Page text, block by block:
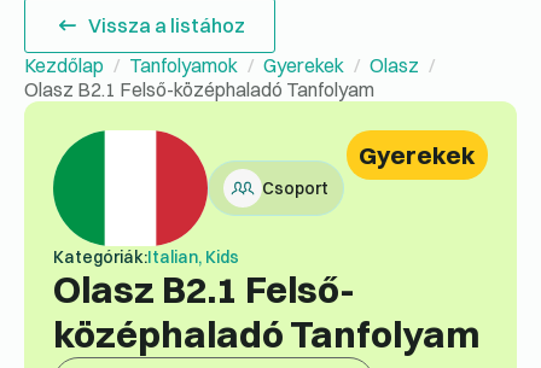
Vissza a listához
Kezdőlap
Tanfolyamok Gyerekek
Olasz
Olasz B2.1 Felső-középhaladó Tanfolyam
Csoport
Kategóriák:Italian, Kids
Olasz B2.1 Felső-
középhaladó Tanfolyam
Gyerekek